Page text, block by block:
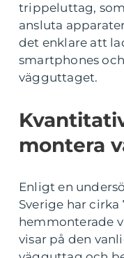
trippeluttag,
ansluta
det enklare att
smartphones
vägguttaget.
montera
Enligt en
Sverige har
hemmonterade
visar på den